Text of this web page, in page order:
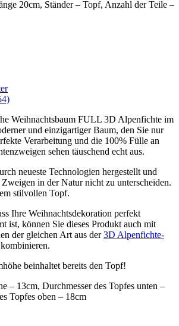
20cm, Ständer – Topf, Anzahl der Teile –
Weihnachtsbaum FULL 3D Alpenfichte im
und einzigartiger Baum, den Sie nur
Verarbeitung und die 100% Fülle an
sehen täuschend echt aus.
neueste Technologien hergestellt und
in der Natur nicht zu unterscheiden.
stilvollen Topf.
Ihre Weihnachtsdekoration perfekt
ist, können Sie dieses Produkt auch mit
der gleichen Art aus der3D Alpenfichte-
kombinieren.
beinhaltet bereits den Topf!
– 13cm, Durchmesser des Topfes unten –
Topfes oben – 18cm